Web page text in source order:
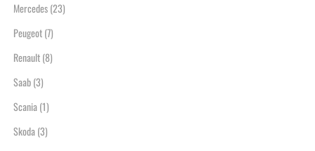
Mercedes(23)
Peugeot(7)
Renault(8)
Saab(3)
Scania(1)
Skoda(3)